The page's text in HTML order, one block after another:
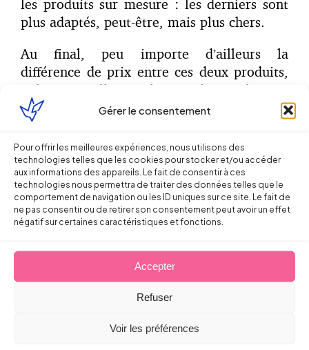
Gérer le consentement
Pour offrir les meilleures expériences, nous utilisons des
technologies telles que les cookies pour stocker et/ou accéder
aux informations des appareils. Le fait de consentir à ces
technologies nous permettra de traiter des données telles que le
comportement de navigation ou les ID uniques sur ce site. Le fait de
ne pas consentir ou de retirer son consentement peut avoir un effet
négatif sur certaines caractéristiques et fonctions.
Accepter
Refuser
Voir les préférences
les produits sur mesure : les derniers sont
plus adaptés, peut-être, mais plus chers.
Au final, peu importe d’ailleurs la
différence de prix entre ces deux produits,
si l’on considère qu’ils sont, l’un et l’autre,
nettement moins chers que la formation en
présentiel avec un formateur.
Or la loi Travail vient de faire passer la
négociation de branche dans l’ère du
numérique !
En effet, en donnant la possibilité aux
pour certains multiformes et adaptables
façon Lego, destinés à l’utilisation directe
par les entreprises dépourvues de délégués
branches les plus performantes à relever un